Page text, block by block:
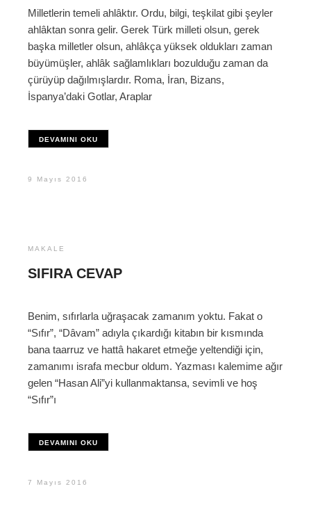
Milletlerin temeli ahlâktır. Ordu, bilgi, teşkilat gibi şeyler
ahlâktan sonra gelir. Gerek Türk milleti olsun, gerek
başka milletler olsun, ahlâkça yüksek oldukları zaman
büyümüşler, ahlâk sağlamlıkları bozulduğu zaman da
çürüyüp dağılmışlardır. Roma, İran, Bizans,
İspanya’daki Gotlar, Araplar
DEVAMINI OKU
9 Mayıs 2016
MAKALE
SIFIRA CEVAP
Benim, sıfırlarla uğraşacak zamanım yoktu. Fakat o
“Sıfır”, “Dâvam” adıyla çıkardığı kitabın bir kısmında
bana taarruz ve hattâ hakaret etmeğe yeltendiği için,
zamanımı israfa mecbur oldum. Yazması kalemime ağır
gelen “Hasan Ali”yi kullanmaktansa, sevimli ve hoş
“Sıfır”ı
DEVAMINI OKU
7 Mayıs 2016